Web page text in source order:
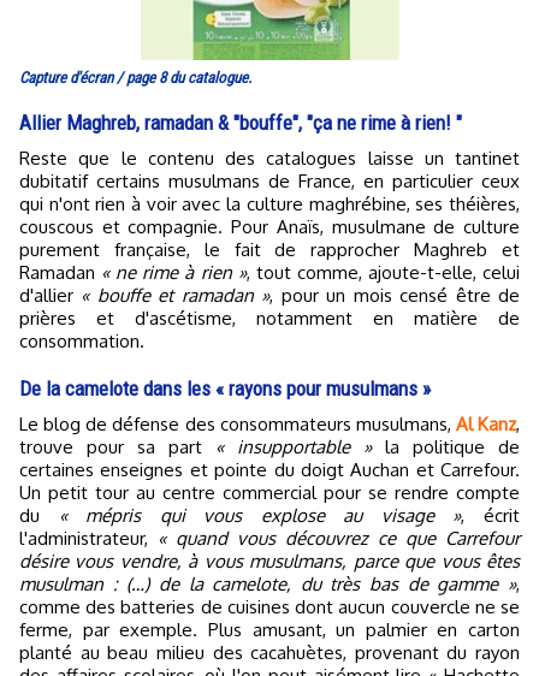
Capture d'écran / page 8 du catalogue.
Allier Maghreb, ramadan & "bouffe", "ça ne rime à rien! "
Reste que le contenu des catalogues laisse un tantinet
dubitatif certains musulmans de France, en particulier ceux
qui n'ont rien à voir avec la culture maghrébine, ses théières,
couscous et compagnie. Pour Anaïs, musulmane de culture
purement française, le fait de rapprocher Maghreb et
Ramadan « ne rime à rien », tout comme, ajoute-t-elle, celui
d'allier « bouffe et ramadan », pour un mois censé être de
prières et d'ascétisme, notamment en matière de
consommation.
De la camelote dans les « rayons pour musulmans »
Le blog de défense des consommateurs musulmans, Al Kanz,
trouve pour sa part
« insupportable »la politique de
certaines enseignes et pointe du doigt Auchan et Carrefour.
Un petit tour au centre commercial pour se rendre compte
du
« mépris qui vous explose au visage », écrit
l'administrateur, « quand vous découvrez ce que Carrefour
désire vous vendre, à vous musulmans, parce que vous êtes
musulman : (…) de la camelote, du très bas de gamme »,
comme des batteries de cuisines dont aucun couvercle ne se
ferme, par exemple. Plus amusant, un palmier en carton
planté au beau milieu des cacahuètes, provenant du rayon